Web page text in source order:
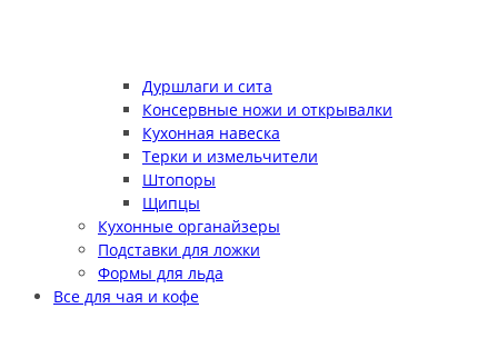
Дуршлаги и сита
Консервные ножи и открывалки
Кухонная навеска
Терки и измельчители
Штопоры
Щипцы
Кухонные органайзеры
Подставки для ложки
Формы для льда
Все для чая и кофе